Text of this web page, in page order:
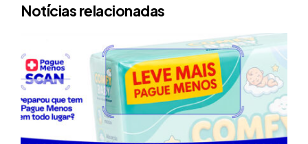
Notícias relacionadas